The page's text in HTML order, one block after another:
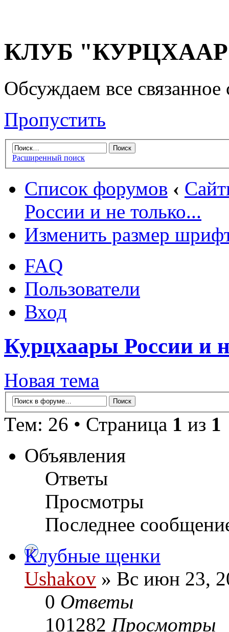
КЛУБ "КУРЦХААР"
Обсуждаем все
Пропустить
Расширенный поиск
Список форумов ‹
России и не только...
Изменить размер
FAQ
Пользователи
Вход
Курцхаары России и
Новая тема
Тем: 26 • Страница 1 из 1
Объявления
Ответы
Просмотры
Последнее
Клубные щенки
Ushakov » Вс июн 23,
0 Ответы
101282 Просмотры